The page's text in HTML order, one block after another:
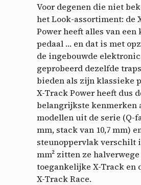
Voor degenen die niet
het Look-assortiment: de
Power heeft alles van een
pedaal … en dat is met
de ingebouwde
geprobeerd dezelfde
bieden als zijn klassieke
X-Track Power heeft dus
belangrijkste kenmerken
modellen uit de serie (Q-
mm, stack van 10,7 mm)
steunoppervlak verschilt
mm² zitten ze halverwege
toegankelijke X-Track en
X-Track Race.